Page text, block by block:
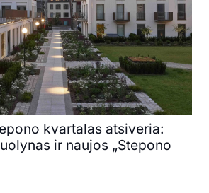
kvartalas atsiveria:
ir naujos „Stepono